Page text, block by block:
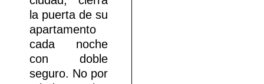
la puerta de su
apartamento
cada noche
con doble
seguro. No por